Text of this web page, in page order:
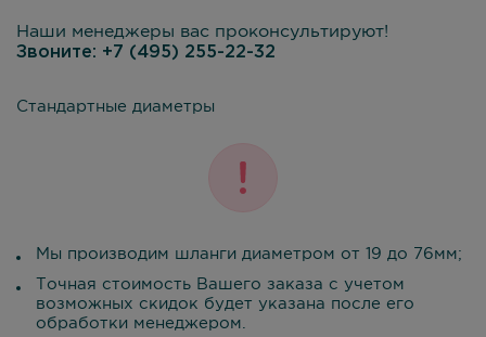
Наши менеджеры вас проконсультируют!
Звоните: +7 (495) 255-22-32
Стандартные диаметры
Мы производим шланги диаметром от 19 до 76мм;
Точная стоимость Вашего заказа с учетом
возможных скидок будет указана после его
обработки менеджером.